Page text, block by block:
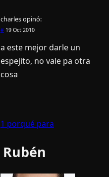
charlesopinó:
#19 Oct 2010
a este mejor darle un
espejito, no vale pa otra
cosa
1 porqué para
Rubén